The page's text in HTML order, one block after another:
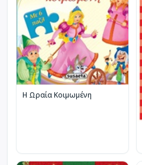
Η Ωραία Κοιμωμένη